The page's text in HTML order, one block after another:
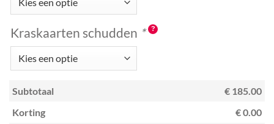
Kraskaarten schudden *
Subtotaal
€ 185.00
Korting
€ 0.00